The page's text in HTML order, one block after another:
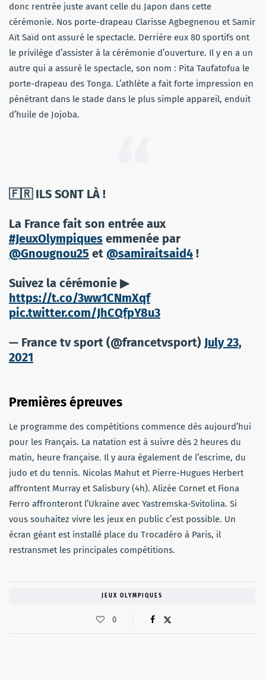
donc rentrée juste avant celle du Japon dans cette
cérémonie. Nos porte-drapeau Clarisse Agbegnenou et Samir
Aït Saïd ont assuré le spectacle. Derrière eux 80 sportifs ont
le privilège d’assister à la cérémonie d’ouverture. Il y en a un
autre qui a assuré le spectacle, son nom : Pita Taufatofua le
porte-drapeau des Tonga. L’athlète a fait forte impression en
pénétrant dans le stade dans le plus simple appareil, enduit
d’huile de Jojoba.
🇫🇷 ILS SONT LÀ !
La France fait son entrée aux
#JeuxOlympiques emmenée par
@Gnougnou25 et @samiraitsaid4 !
Suivez la cérémonie ▶
https://t.co/3ww1CNmXqf
pic.twitter.com/JhCQfpY8u3
— France tv sport (@francetvsport) July 23,
2021
Premières épreuves
Le programme des compétitions commence dès aujourd’hui
pour les Français. La natation est à suivre dès 2 heures du
matin, heure française. Il y aura également de l’escrime, du
judo et du tennis. Nicolas Mahut et Pierre-Hugues Herbert
affrontent Murray et Salisbury (4h). Alizée Cornet et Fiona
Ferro affronteront l’Ukraine avec Yastremska-Svitolina. Si
vous souhaitez vivre les jeux en public c’est possible. Un
écran géant est installé place du Trocadéro à Paris, il
restransmet les principales compétitions.
JEUX OLYMPIQUES
0